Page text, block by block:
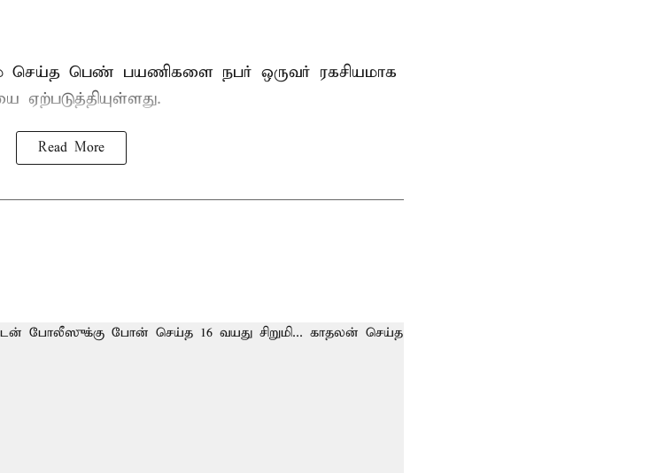
செய்த பெண் பயணிகளை நபர் ஒருவர் ரகசியமாக
ஏற்படுத்தியுள்ளது.
Read More